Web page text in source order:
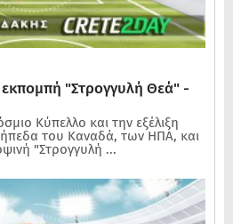
"Στρογγυλή Θεά" -
Κύπελλο και την εξέλιξη
του Καναδά, των ΗΠΑ, και
"Στρογγυλή ...